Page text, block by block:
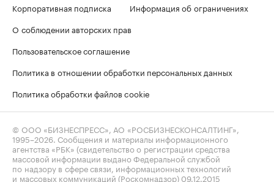
Корпоративная подписка
Информация об ограничениях
О соблюдении авторских прав
Пользовательское соглашение
Политика в отношении обработки персональных данных
Политика обработки файлов cookie
© ООО «БИЗНЕСПРЕСС», АО «РОСБИЗНЕСКОНСАЛТИНГ»,
1995–2026 . Сообщения и материалы информационного
агентства «РБК» (свидетельство о регистрации средства
массовой информации выдано Федеральной службой
по надзору в сфере связи, информационных технологий
и массовых коммуникаций (Роскомнадзор) 09.12.2015